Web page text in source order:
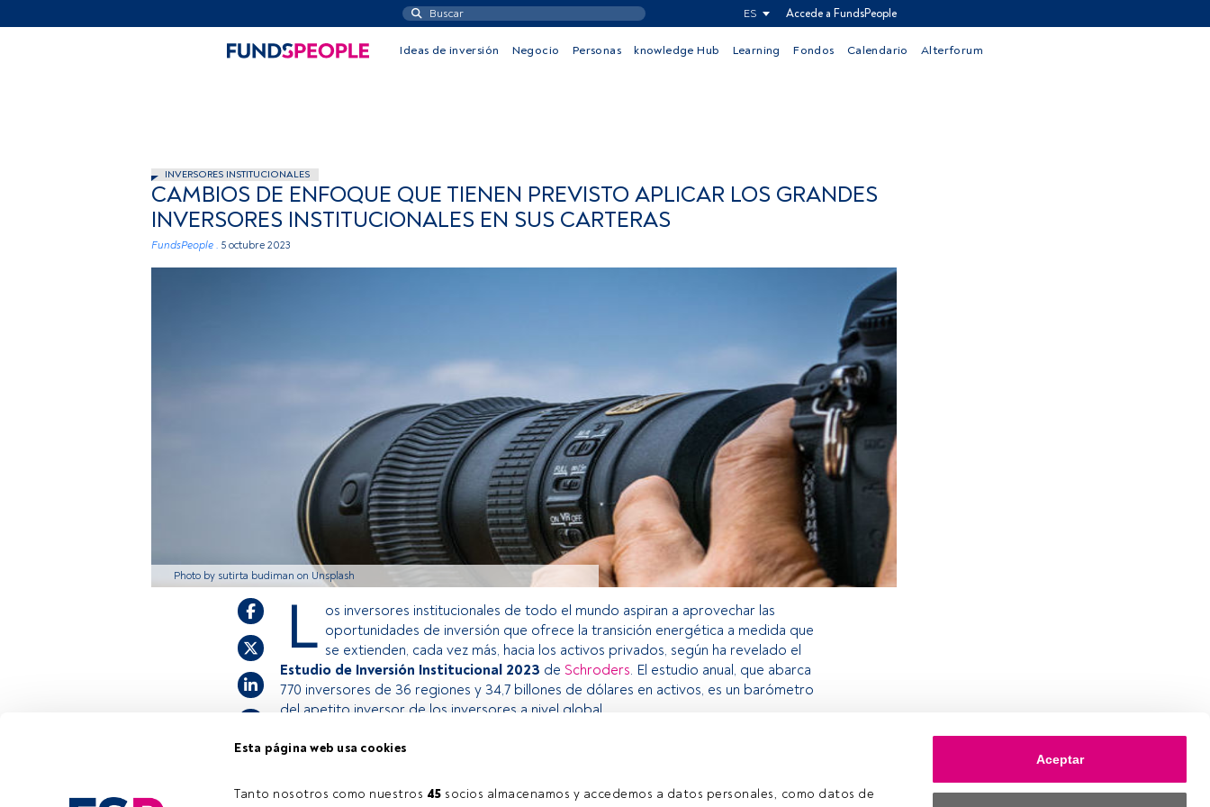
Esta página web usa cookies
Tanto nosotros como nuestros 45 socios almacenamos y accedemos a datos personales, como datos de
Aceptar
ES Accede a FundsPeople
Ideas de inversión Negocio Personas knowledge Hub Learning Fondos Calendario Alterforum
INVERSORES INSTITUCIONALES
CAMBIOS DE ENFOQUE QUE TIENEN PREVISTO APLICAR LOS GRANDES
INVERSORES INSTITUCIONALES EN SUS CARTERAS
FundsPeople . 5 octubre 2023
Photo by sutirta budiman on Unsplash
L os inversores institucionales de todo el mundo aspiran a aprovechar las
oportunidades de inversión que ofrece la transición energética a medida que
se extienden, cada vez más, hacia los activos privados, según ha revelado el
Estudio de Inversión Institucional 2023 de Schroders. El estudio anual, que abarca
770 inversores de 36 regiones y 34,7 billones de dólares en activos, es un barómetro
del apetito inversor de los inversores a nivel global.
estás registrado, accede desde el botón Login. Si aún no tienes cuenta, te